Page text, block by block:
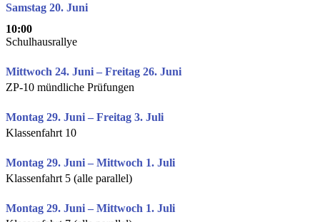
Samstag 20. Juni
10:00
Schulhausrallye
Mittwoch 24. Juni – Freitag 26. Juni
ZP-10 mündliche Prüfungen
Montag 29. Juni – Freitag 3. Juli
Klassenfahrt 10
Montag 29. Juni – Mittwoch 1. Juli
Klassenfahrt 5 (alle parallel)
Montag 29. Juni – Mittwoch 1. Juli